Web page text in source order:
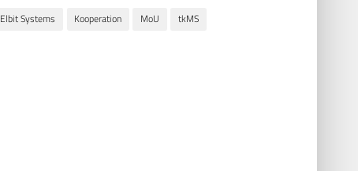
Elbit Systems Kooperation MoU tkMS